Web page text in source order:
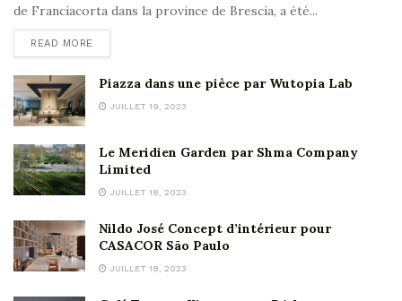
de Franciacorta dans la province de Brescia, a été...
READ MORE
Piazza dans une pièce par Wutopia Lab
JUILLET 19, 2023
Le Meridien Garden par Shma Company
Limited
JUILLET 18, 2023
Nildo José Concept d’intérieur pour
CASACOR São Paulo
JUILLET 18, 2023